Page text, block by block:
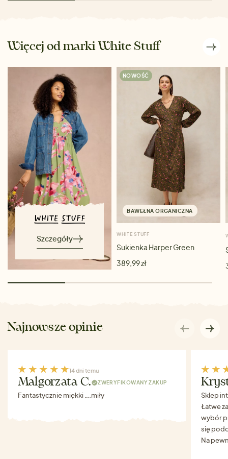
Więcej od marki White Stuff
Szczegóły
NOWOŚĆ
BAWEŁNA ORGANICZNA
WHITE STUFF
Sukienka Harper Green
389,99 zł
Najnowsze opinie
14 dni temu
Malgorzata C. ZWERYFIKOWANY ZAKUP
Fantastycznie miękki ….miły
Sklep
Łatwe
wybór
się
Na